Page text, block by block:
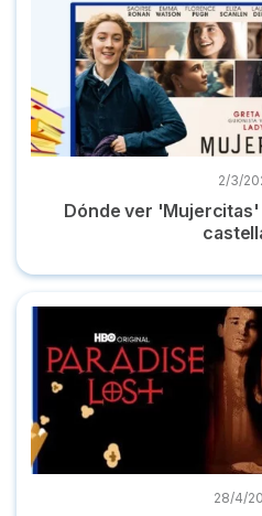
2/3/
Dónde ver 'Mujercitas'
Top documentales true crime
28/4/